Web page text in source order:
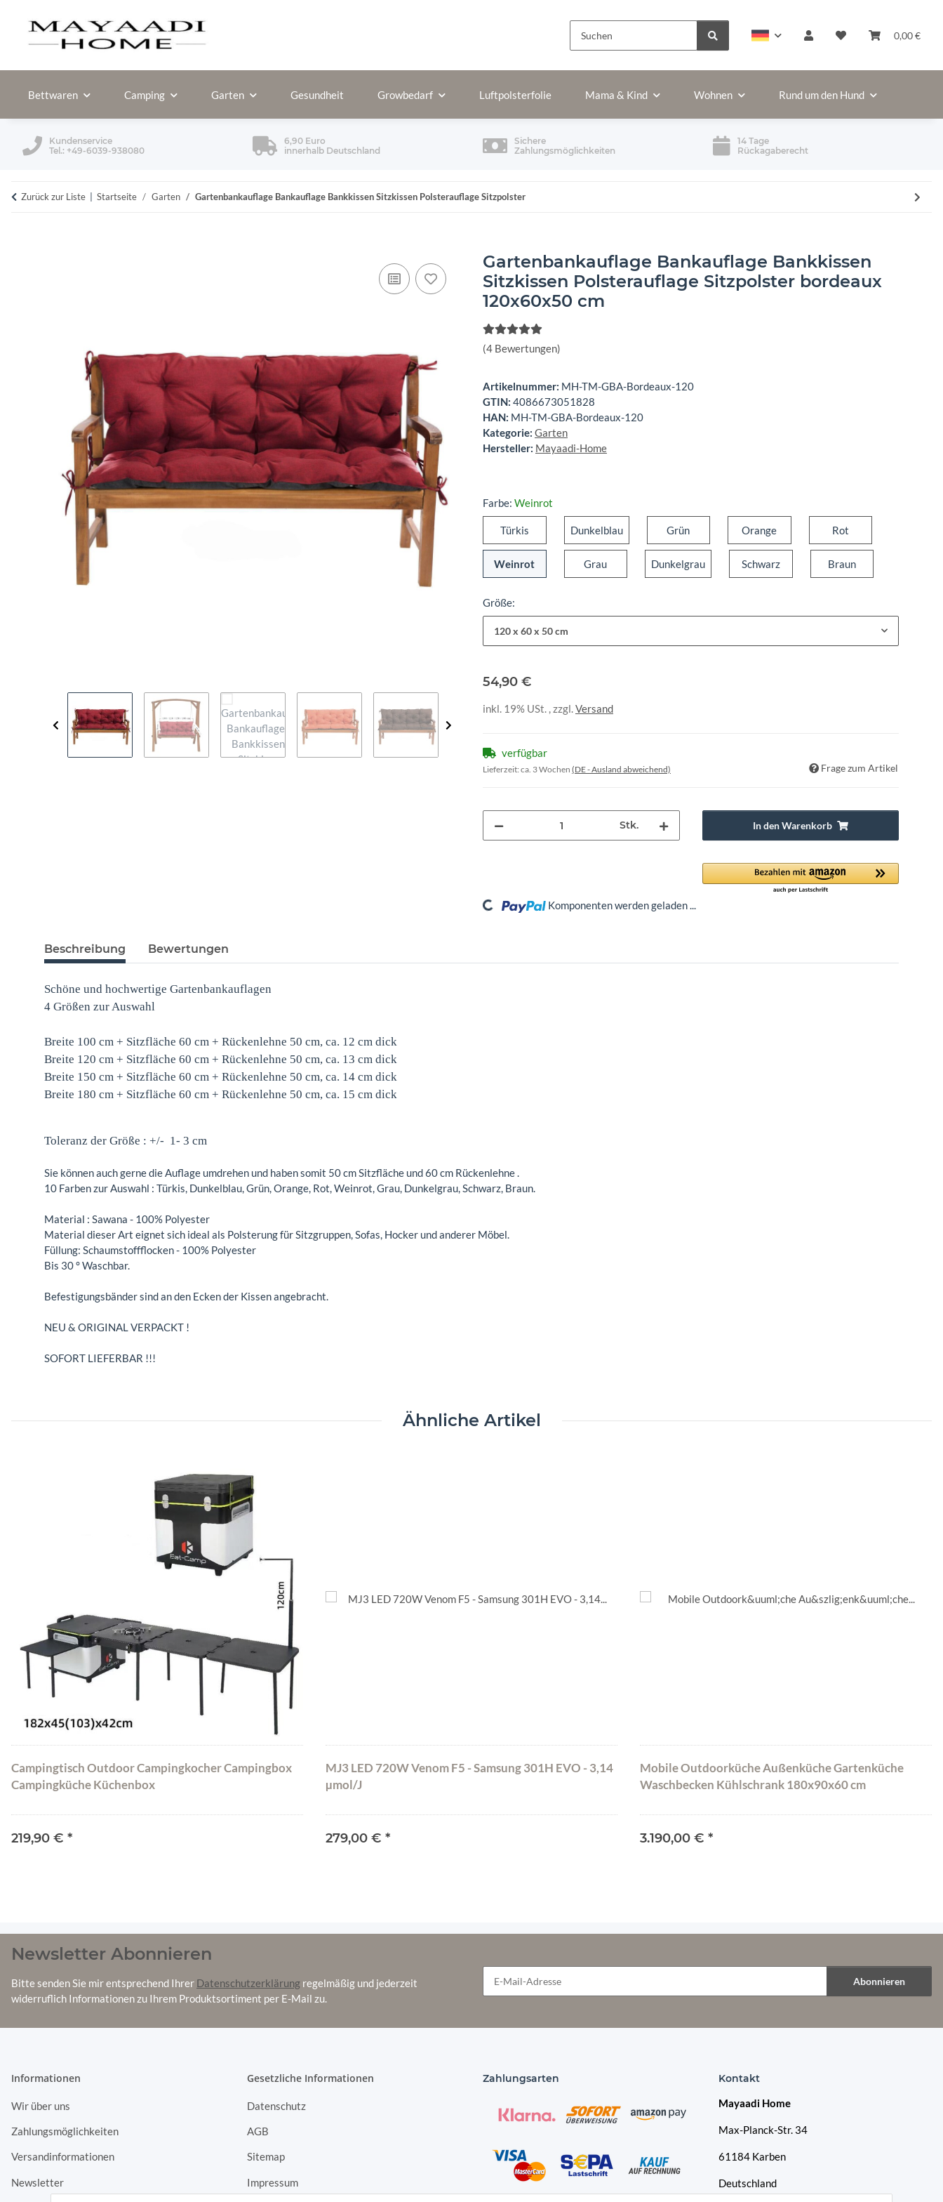
0,00 €
Bettwaren Camping Garten Gesundheit Growbedarf Luftpolsterfolie Mama & Kind Wohnen Rund um den Hund
Kundenservice
Tel.: +49-6039-938080
6,90 Euro
innerhalb Deutschland
Sichere
Zahlungsmöglichkeiten
14 Tage
Rückagaberecht
Zurück zur Liste Startseite Garten Gartenbankauflage Bankauflage Bankkissen Sitzkissen Polsterauflage Sitzpolster
Gartenbankauflage Bankauflage Bankkissen
Sitzkissen Polsterauflage Sitzpolster bordeaux
120x60x50 cm
(4 Bewertungen)
Artikelnummer: MH-TM-GBA-Bordeaux-120
GTIN: 4086673051828
HAN: MH-TM-GBA-Bordeaux-120
Kategorie: Garten
Hersteller: Mayaadi-Home
Farbe: Weinrot
TürkisTürkis DunkelblauDunkelblauGrünGrün OrangeOrange RotRot
WeinrotWeinrot GrauGrau DunkelgrauDunkelgrauSchwarzSchwarz BraunBraun
Größe:
120 x 60 x 50 cm
54,90 €
inkl. 19% USt. , zzgl.Versand
verfügbar
Lieferzeit: ca. 3 Wochen (DE - Ausland abweichend) Frage zum Artikel
Stk. In den Warenkorb
Loading... Komponenten werden geladen ...
Beschreibung Bewertungen
Schöne und hochwertige Gartenbankauflagen
4 Größen zur Auswahl
Breite 100 cm + Sitzfläche 60 cm + Rückenlehne 50 cm, ca. 12 cm dick
Breite 120 cm + Sitzfläche 60 cm + Rückenlehne 50 cm, ca. 13 cm dick
Breite 150 cm + Sitzfläche 60 cm + Rückenlehne 50 cm, ca. 14 cm dick
Breite 180 cm + Sitzfläche 60 cm + Rückenlehne 50 cm, ca. 15 cm dick
Toleranz der Größe : +/- 1- 3 cm
Sie können auch gerne die Auflage umdrehen und haben somit 50 cm Sitzfläche und 60 cm Rückenlehne .
10 Farben zur Auswahl : Türkis, Dunkelblau, Grün, Orange, Rot, Weinrot, Grau, Dunkelgrau, Schwarz, Braun.
Material : Sawana - 100% Polyester
Material dieser Art eignet sich ideal als Polsterung für Sitzgruppen, Sofas, Hocker und anderer Möbel.
Füllung: Schaumstoffflocken - 100% Polyester
Bis 30 ° Waschbar.
Befestigungsbänder sind an den Ecken der Kissen angebracht.
NEU & ORIGINAL VERPACKT !
SOFORT LIEFERBAR !!!
Ähnliche Artikel
Campingtisch Outdoor Campingkocher Campingbox
Campingküche Küchenbox
219,90 € *
MJ3 LED 720W Venom F5 - Samsung 301H EVO - 3,14
µmol/J
279,00 € *
Mobile Outdoorküche Außenküche Gartenküche
Waschbecken Kühlschrank 180x90x60 cm
3.190,00 € *
Newsletter Abonnieren
Bitte senden Sie mir entsprechend Ihrer Datenschutzerklärung regelmäßig und jederzeit
widerruflich Informationen zu Ihrem Produktsortiment per E-Mail zu.
Abonnieren
Informationen
Wir über uns
Zahlungsmöglichkeiten
Versandinformationen
Newsletter
Gesetzliche Informationen
Datenschutz
AGB
Sitemap
Impressum
Zahlungsarten
Kontakt
Mayaadi Home
Max-Planck-Str. 34
61184 Karben
Deutschland